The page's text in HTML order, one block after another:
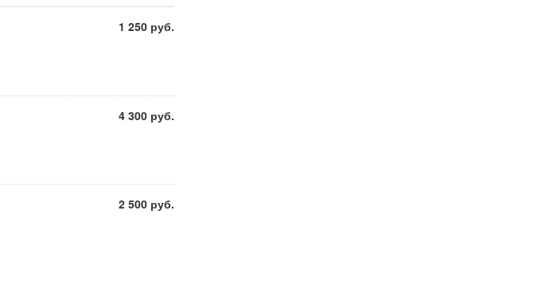
1 250 руб.
4 300 руб.
2 500 руб.